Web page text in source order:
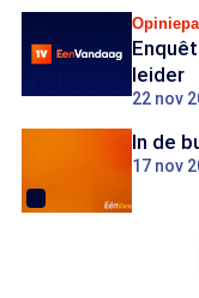
leider
22 nov
In de
17 nov